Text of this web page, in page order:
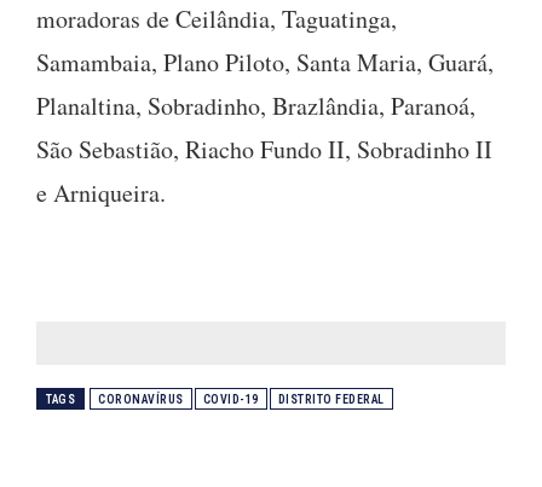
moradoras de Ceilândia, Taguatinga,
Samambaia, Plano Piloto, Santa Maria, Guará,
Planaltina, Sobradinho, Brazlândia, Paranoá,
São Sebastião, Riacho Fundo II, Sobradinho II
e Arniqueira.
TAGS CORONAVÍRUS COVID-19 DISTRITO FEDERAL